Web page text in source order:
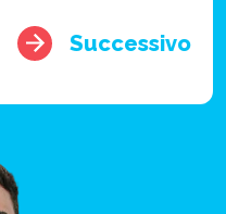
Successivo